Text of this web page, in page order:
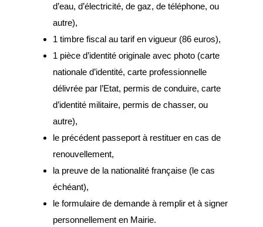
Etat-civil
Location de salles
Location de matériels
Organisation d’une
Cimetière – Affaires
Réglementation et
Services et partenaires
d’eau, d’électricité, de gaz, de téléphone, ou
autre),
1 timbre fiscal au tarif en vigueur (86 euros),
1 pièce d’identité originale avec photo (carte
nationale d’identité, carte professionnelle
délivrée par l’Etat, permis de conduire, carte
d’identité militaire, permis de chasser, ou
autre),
le précédent passeport à restituer en cas de
renouvellement,
la preuve de la nationalité française (le cas
échéant),
le formulaire de demande à remplir et à signer
personnellement en Mairie.